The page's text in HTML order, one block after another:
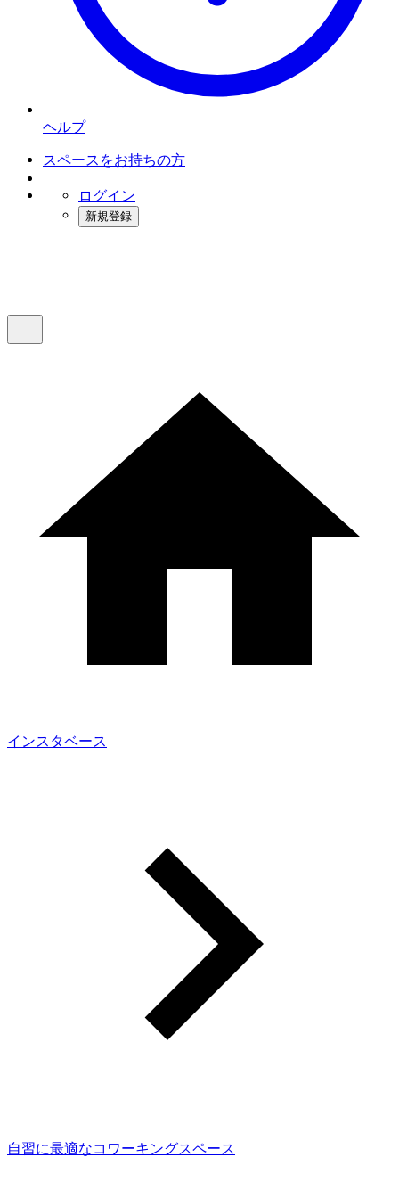
ヘルプ
スペースをお持ちの方
ログイン
新規登録
インスタベース
自習に最適なコワーキングスペース